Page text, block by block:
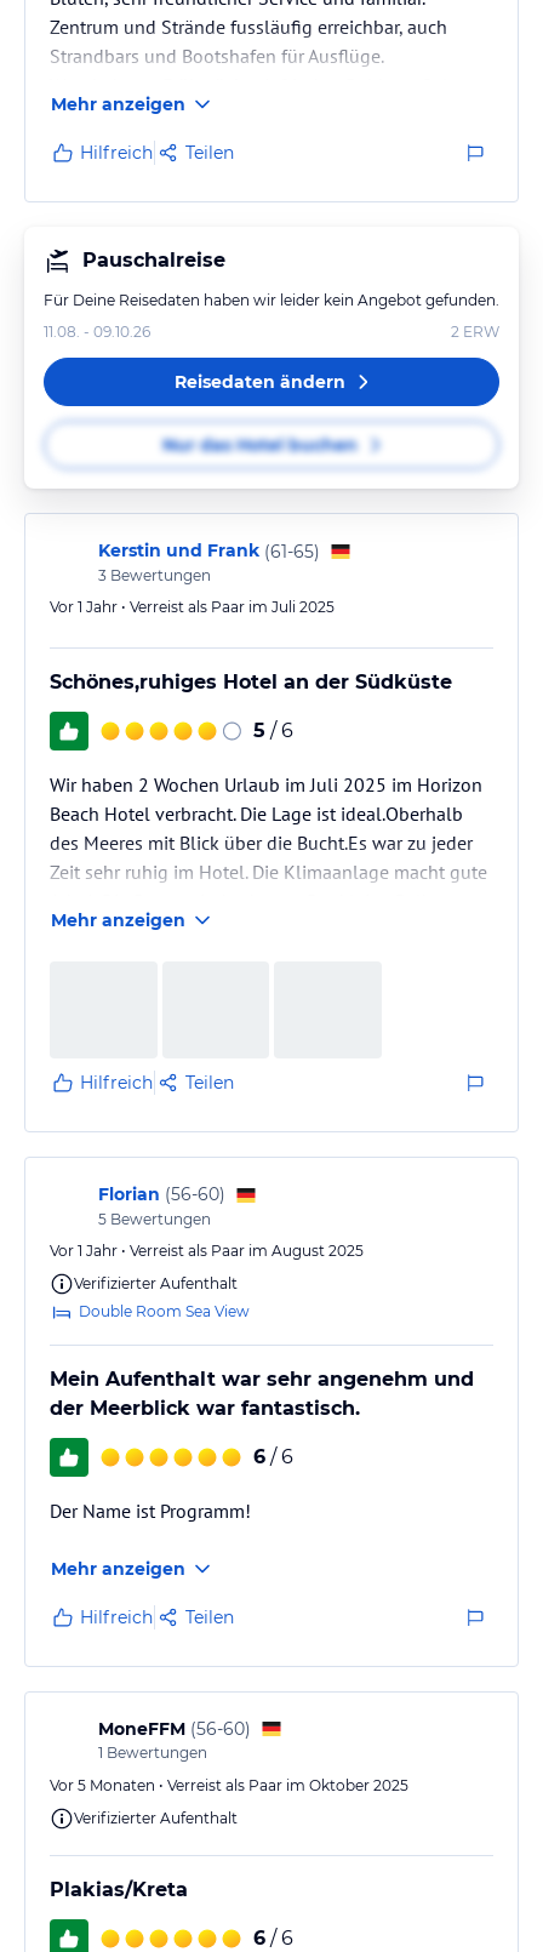
Zentrum und Strände fussläufig erreichbar, auch
Strandbars und Bootshafen für Ausflüge.
Obst in Hülle und Fülle, wie Erdbeeren, Kirschen,
Kiwi, Melonen, Mangos, Grapefruits,
Orangen...Insgesamt hat der Aufenthalt unsere
Erwartungen übertroffen!
Mehr anzeigen
Hilfreich Teilen
Pauschalreise
Für Deine Reisedaten haben wir leider kein Angebot gefunden.
11.08. - 09.10.26
2 ERW
Reisedaten ändern
Nur das Hotel buchen
Kerstin und Frank (61-65)
3 Bewertungen
Vor 1 Jahr • Verreist als Paar im Juli 2025
Schönes,ruhiges Hotel an der Südküste
5 / 6
Wir haben 2 Wochen Urlaub im Juli 2025 im Horizon
Beach Hotel verbracht. Die Lage ist ideal.Oberhalb
des Meeres mit Blick über die Bucht.Es war zu jeder
Zeit sehr ruhig im Hotel. Die Klimaanlage macht gute
wurde von uns am Abend sehr gern genutzt. Wir
könnte für große Gäste zum Problem werden.
Das…
Mehr anzeigen
Hilfreich Teilen
Florian (56-60)
5 Bewertungen
Vor 1 Jahr • Verreist als Paar im August 2025
Verifizierter Aufenthalt
Double Room Sea View
Mein Aufenthalt war sehr angenehm und
der Meerblick war fantastisch.
6 / 6
Der Name ist Programm!
Mehr anzeigen
Hilfreich Teilen
MoneFFM (56-60)
1 Bewertungen
Vor 5 Monaten • Verreist als Paar im Oktober 2025
Verifizierter Aufenthalt
Plakias/Kreta
6 / 6